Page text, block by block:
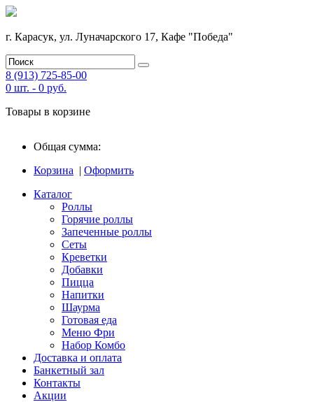
г. Карасук, ул. Луначарского 17, Кафе "Победа"
8 (913) 725-85-00
0 шт. - 0 руб.
Товары в корзине
Общая сумма:
Корзина | Оформить
Каталог
Роллы
Горячие роллы
Запеченные роллы
Сеты
Креветки
Добавки
Пицца
Напитки
Шаурма
Готовая еда
Меню Фри
Набор Комбо
Доставка и оплата
Банкетный зал
Контакты
Акции